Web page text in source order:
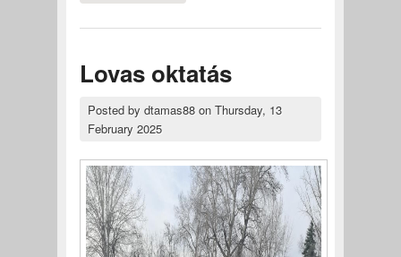
Lovas oktatás
Posted by dtamas88on Thursday, 13
February 2025